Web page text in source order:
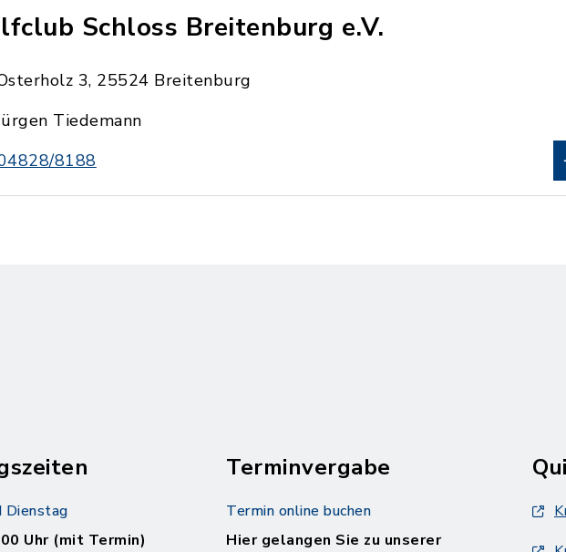
Schloss Breitenburg e.V.
3, 25524 Breitenburg
Tiedemann
8188
Dienstag
Uhr (mit Termin)
Terminvergabe
Termin online buchen
Hier gelangen Sie zu unserer